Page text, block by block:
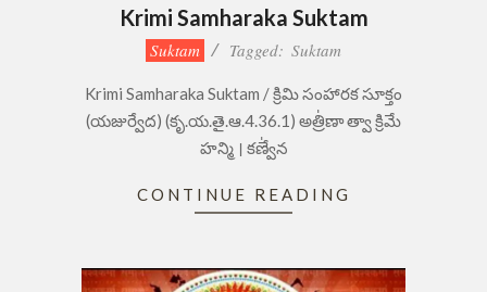
Krimi Samharaka Suktam
05
Suktam Tagged: Suktam
Krimi Samharaka Suktam / క్రిమి సంహారక సూక్తం
(యజుర్వేద) (కృ.య.తై.ఆ.4.36.1) అత్రి॑ణా త్వా క్రిమే
హన్మి । కణ్వే॑న
CONTINUE READING